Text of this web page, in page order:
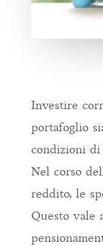
Investire
portafoglio
condizioni
Nel corso
reddito, le
Questo vale